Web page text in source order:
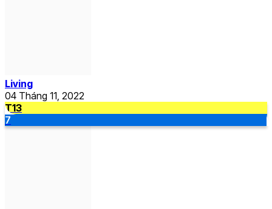
Living
04 Tháng 11, 2022
T13
7